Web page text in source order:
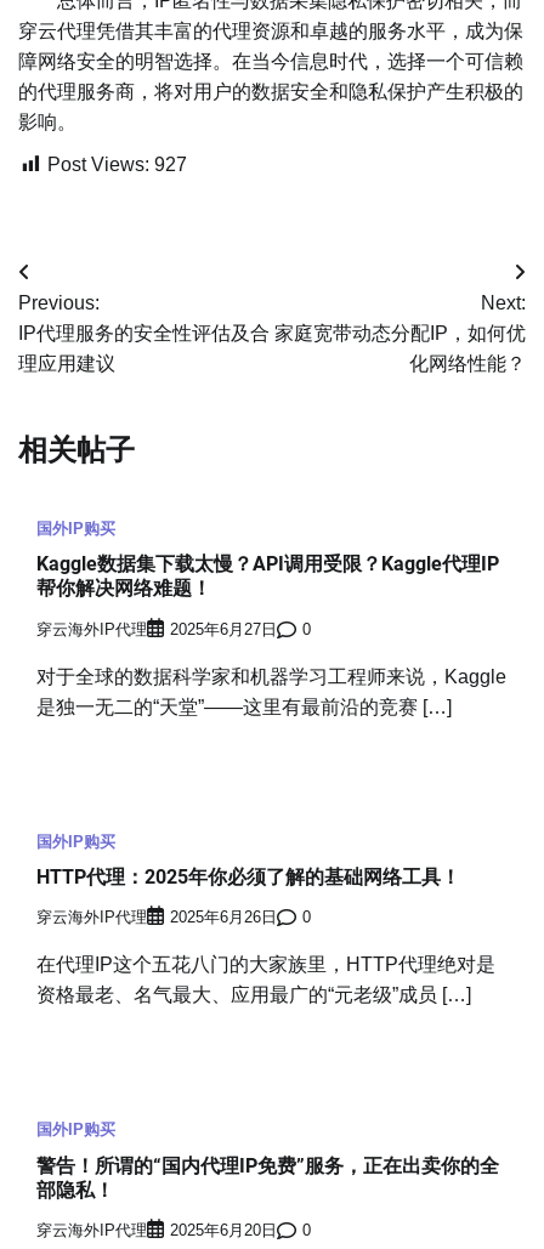
穿云代理凭借其丰富的代理资源和卓越的服务水平，成为保
障网络安全的明智选择。在当今信息时代，选择一个可信赖
的代理服务商，将对用户的数据安全和隐私保护产生积极的
影响。
Post Views: 927
文
章
导
Previous:
IP代理服务的安全性评估及合
理应用建议
Next:
家庭宽带动态分配IP，如何优
化网络性能？
相关帖子
国外IP购买
Kaggle数据集下载太慢？API调用受限？Kaggle代理IP
帮你解决网络难题！
穿云海外IP代理 2025年6月27日 0
对于全球的数据科学家和机器学习工程师来说，Kaggle
是独一无二的“天堂”——这里有最前沿的竞赛 […]
国外IP购买
HTTP代理：2025年你必须了解的基础网络工具！
穿云海外IP代理 2025年6月26日 0
在代理IP这个五花八门的大家族里，HTTP代理绝对是
资格最老、名气最大、应用最广的“元老级”成员 […]
国外IP购买
警告！所谓的“国内代理IP免费”服务，正在出卖你的全
部隐私！
穿云海外IP代理 2025年6月20日 0